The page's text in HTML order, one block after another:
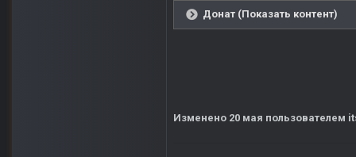
Донат (Показать контент)
Изменено 20 мая пользователем